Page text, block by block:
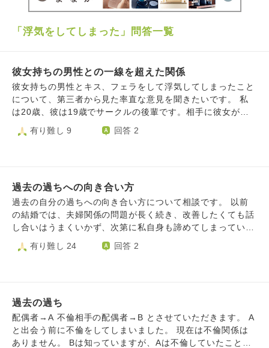
「浮気をしてしまった」問答一覧
彼女持ちの男性との一線を超えた関係
彼女持ちの男性とキス、フェラをして浮気してしまったこと
について、第三者から見た率直な意見を聞きたいです。 私
は20歳、彼は19歳でサークルの後輩です。相手に彼女がい
ることは前から知っていました。私は彼氏が出来たことはな
く、当時処女で、今も処女です。 彼とはサークルのイベン
りしてもいいことになっている」と聞いていました。そのた
め、彼女持ちであることは認識しつつも、2人で飲みに行っ
たりライブに行ったりという誘いを受け、時々2人で遊んで
いました。 ある日、私にとてもショックなことがあり、放
いました。その後、終電を逃してネカフェに行きました。そ
言われましたが、それは断りました。 相手に彼女がいるこ
とを知っていた以上、私にも責任があると思っていますし、
今は本当に反省しています。後に彼と話していた際、どんな
話の流れだったかは忘れましたが、相手から私も「クズ」だ
有り難し 9 回答 2
過去の過ちへの向き合い方
過去の自分の過ちへの向き合い方について相談です。 以前
の結婚では、夫婦関係の問題が長く続き、改善したくても話
し合いはうまくいかず、次第に私自身も諦めてしまっていま
した。関係を進める場面でも、どちらかというと私が促すこ
とが多く、相手から主体的な動きがあまりないことにも悩ん
した。 そんな中で、精神的に弱っていた時期に相談してい
た相手との出来事で心を大きく揺らしてしまい、結果として
配偶者を裏切る形になってしまいました。どのような理由が
あったとしても、私のしたことが正しかったとは思っていま
有り難し 24 回答 2
過去の過ち
配偶者→A 不倫相手の配偶者→B とさせていただきます。 A
と出会う前に不倫をしてしまいました。 現在は不倫関係は
ありません。 Bは知っていますが、Aは不倫していたことを